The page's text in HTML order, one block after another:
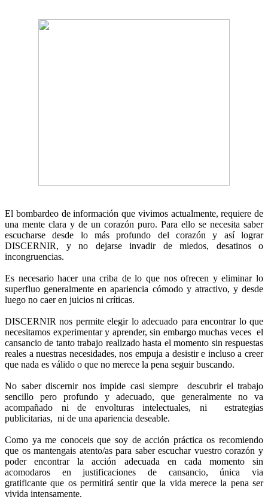
El bombardeo de información que vivimos actualmente, requiere de
una mente clara y de un corazón puro. Para ello se necesita saber
escucharse desde lo más profundo del corazón y así lograr
DISCERNIR, y no dejarse invadir de miedos, desatinos o
incongruencias.
Es necesario hacer una criba de lo que nos ofrecen y eliminar lo
superfluo generalmente en apariencia cómodo y atractivo, y desde
luego no caer en juicios ni críticas.
DISCERNIR nos permite elegir lo adecuado para encontrar lo que
necesitamos experimentar y aprender, sin embargo muchas veces el
cansancio de tanto trabajo realizado hasta el momento sin respuestas
reales a nuestras necesidades, nos empuja a desistir e incluso a creer
que nada es válido o que no merece la pena seguir buscando.
No saber discernir nos impide casi siempre descubrir el trabajo
sencillo pero profundo y adecuado, que generalmente no va
acompañado ni de envolturas intelectuales, ni estrategias
publicitarias, ni de una apariencia deseable.
Como ya me conoceis que soy de acción práctica os recomiendo
que os mantengais atento/as para saber escuchar vuestro corazón y
poder encontrar la acción adecuada en cada momento sin
acomodaros en justificaciones de cansancio, única via
gratificante que os permitirá sentir que la vida merece la pena ser
vivida intensamente.